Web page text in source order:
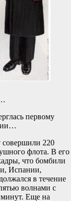
первому
220
флота. В его
что бомбили
Испании,
в течение
волнами с
минут. Еще на